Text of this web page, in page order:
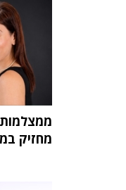
מחזיק